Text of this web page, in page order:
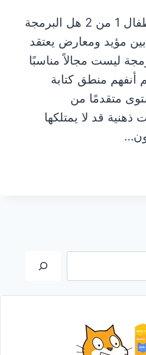
تعليم البرمجة للأطفال 1 من 2 هل البرمجة
مؤيد ومعارض يعتقد
ليست مجالاً مناسبًا
أنفهم منطق كتابة
متقدمًا من
ذهنية قد لا يمتلكها